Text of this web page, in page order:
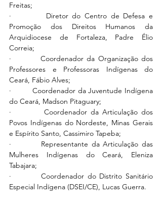
Freitas;
·         Diretor do Centro de Defesa e
Promoção dos Direitos Humanos da
Arquidiocese de Fortaleza, Padre Élio
Correia;
·         Coordenador da Organização dos
Professores e Professoras Indígenas do
Ceará, Fábio Alves;
·         Coordenador da Juventude Indígena
do Ceará, Madson Pitaguary;
·         Coordenador da Articulação dos
Povos Indígenas do Nordeste, Minas Gerais
e Espírito Santo, Cassimiro Tapeba;
·         Representante da Articulação das
Mulheres Indígenas do Ceará, Eleniza
Tabajara;
·         Coordenador do Distrito Sanitário
Especial Indígena (DSEI/CE), Lucas Guerra.